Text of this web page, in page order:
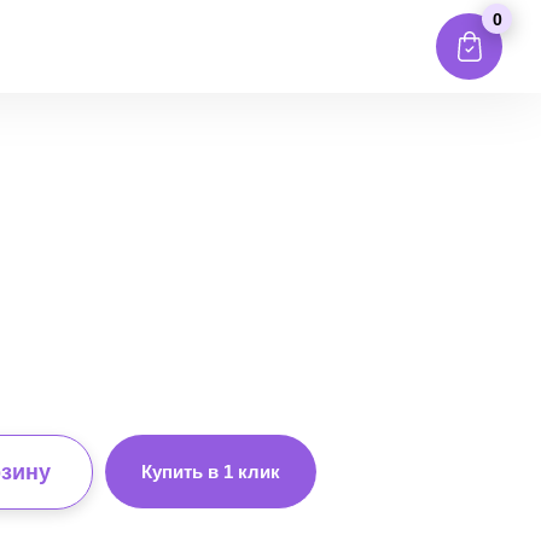
0
Купить в 1 клик